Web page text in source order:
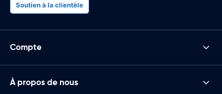
Soutien à la clientèle
Compte
À propos de nous